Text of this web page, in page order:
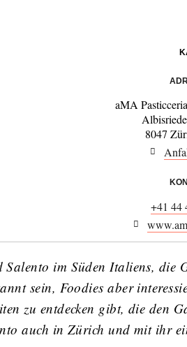
aMA
8047
+41 44
im Süden Italiens, die
sein, Foodies aber
zu entdecken gibt, die den
auch in Zürich und mit ihr